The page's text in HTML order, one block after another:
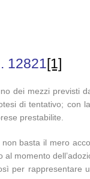
12821[1]
dei mezzi previsti
di tentativo;
prestabilite.
basta il mero
per rappresentare